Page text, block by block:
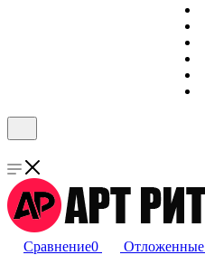
Сравнение0 Отложенные